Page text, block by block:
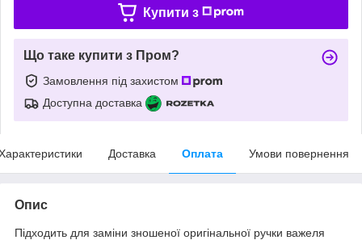
Купити з
Що таке купити з Пром?
Замовлення під захистом
Доступна доставка
Доставка Оплата Умови повернення
Опис
Підходить для заміни зношеної оригінальної ручки важеля